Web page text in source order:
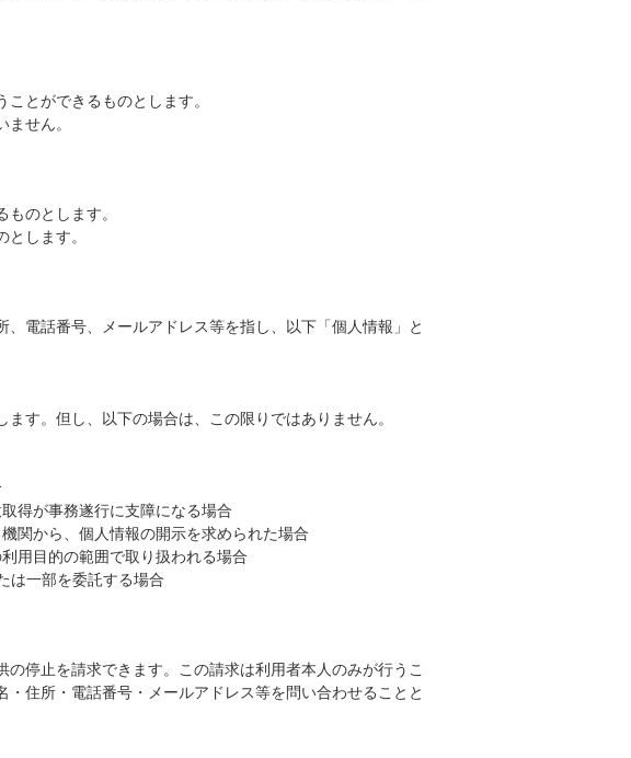
とができるものとします。
せん。
のとします。
します。
電話番号、メールアドレス等を指し、以下「個人情報」と
す。但し、以下の場合は、この限りではありません。
得が事務遂行に支障になる場合
関から、個人情報の開示を求められた場合
用目的の範囲で取り扱われる場合
は一部を委託する場合
停止を請求できます。この請求は利用者本人のみが行うこ
住所・電話番号・メールアドレス等を問い合わせることと